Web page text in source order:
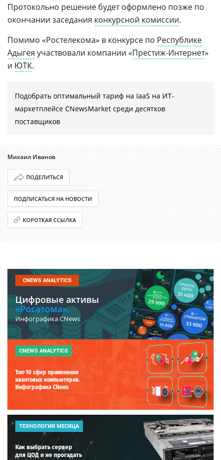
Протокольно решение будет оформлено позже по
окончании заседания конкурсной комиссии.
Помимо «Ростелекома» в конкурсе по Республике
Адыгея участвовали компании «Престиж-Интернет»
и ЮТК.
Подобрать оптимальный тариф на IaaS на ИТ-
маркетплейсе CNewsMarket среди десятков
поставщиков
Михаил Иванов
ПОДЕЛИТЬСЯ
ПОДПИСАТЬСЯ НА НОВОСТИ
КОРОТКАЯ ССЫЛКА
CNEWS ANALYTICS
Цифровые активы
«Росатома».
Инфографика CNews
CNEWS ANALYTICS
Топ-10 сфер применения
квантовых компьютеров.
Инфографика CNews
ТЕХНОЛОГИЯ МЕСЯЦА
Как выбрать сервер
для ЦОД и не прогадать